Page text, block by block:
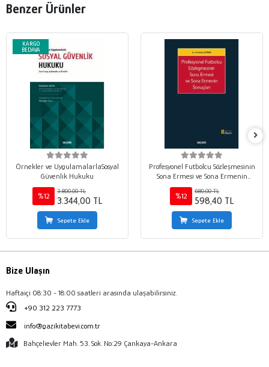
Benzer Ürünler
KARGO
BEDAVA
Örnekler ve UygulamalarlaSosyal
Güvenlik Hukuku
%12
3.800,00 TL
3.344,00 TL
Sepete Ekle
Profesyonel Futbolcu Sözleşmesinin
Sona Ermesi ve Sona Ermenin
Sonuçları
%12
680,00 TL
598,40 TL
Sepete Ekle
Bize Ulaşın
Haftaiçi 08:30 - 18:00 saatleri arasında ulaşabilirsiniz.
+90 312 223 7773
info@gazikitabevi.com.tr
Bahçelievler Mah. 53. Sok. No:29 Çankaya-Ankara